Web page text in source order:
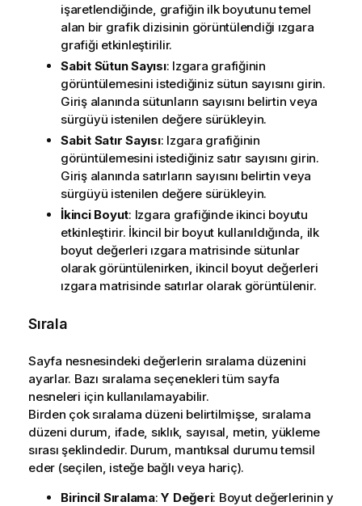
işaretlendiğinde, grafiğin ilk boyutunu temel
alan bir grafik dizisinin görüntülendiği ızgara
grafiği etkinleştirilir.
Sabit Sütun Sayısı: Izgara grafiğinin
görüntülemesini istediğiniz sütun sayısını girin.
Giriş alanında sütunların sayısını belirtin veya
sürgüyü istenilen değere sürükleyin.
Sabit Satır Sayısı: Izgara grafiğinin
görüntülemesini istediğiniz satır sayısını girin.
Giriş alanında satırların sayısını belirtin veya
sürgüyü istenilen değere sürükleyin.
İkinci Boyut: Izgara grafiğinde ikinci boyutu
etkinleştirir. İkincil bir boyut kullanıldığında, ilk
boyut değerleri ızgara matrisinde sütunlar
olarak görüntülenirken, ikincil boyut değerleri
ızgara matrisinde satırlar olarak görüntülenir.
Sırala
Sayfa nesnesindeki değerlerin sıralama düzenini
ayarlar. Bazı sıralama seçenekleri tüm sayfa
nesneleri için kullanılamayabilir.
Birden çok sıralama düzeni belirtilmişse, sıralama
düzeni durum, ifade, sıklık, sayısal, metin, yükleme
sırası şeklindedir. Durum , mantıksal durumu temsil
eder (seçilen, isteğe bağlı veya hariç).
Birincil Sıralama:Y Değeri: Boyut değerlerinin y